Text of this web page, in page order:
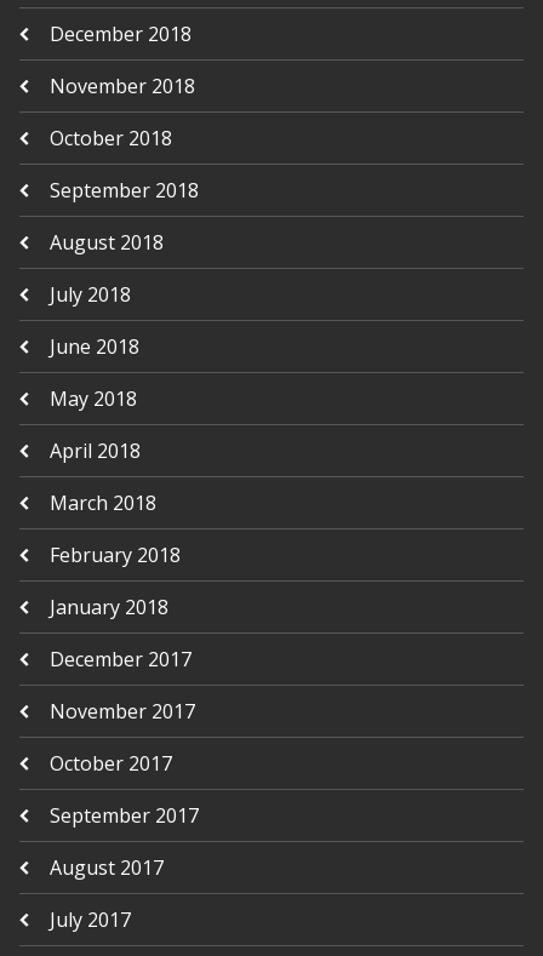
December 2018
November 2018
October 2018
September 2018
August 2018
July 2018
June 2018
May 2018
April 2018
March 2018
February 2018
January 2018
December 2017
November 2017
October 2017
September 2017
August 2017
July 2017